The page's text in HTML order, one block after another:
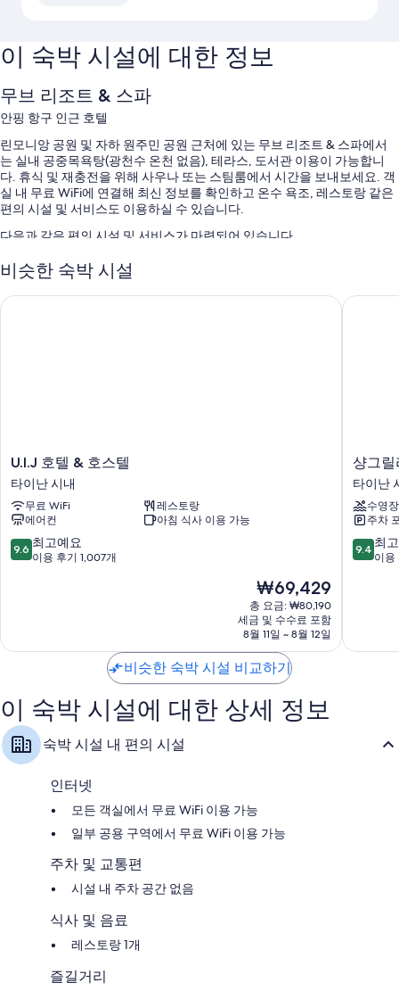
이 숙박 시설에 대한 정보
무브 리조트 & 스파
안핑 항구 인근 호텔
린모니앙 공원 및 자하 원주민 공원 근처에 있는 무브 리조트 & 스파에서
는 실내 공중목욕탕(광천수 온천 없음), 테라스, 도서관 이용이 가능합니
다. 휴식 및 재충전을 위해 사우나 또는 스팀룸에서 시간을 보내보세요. 객
실 내 무료 WiFi에 연결해 최신 정보를 확인하고 온수 욕조, 레스토랑 같은
편의 시설 및 서비스도 이용하실 수 있습니다.
다음과 같은 편의 시설 및 서비스가 마련되어 있습니다.
실내 수영장 및 어린이 수영장
이 밖에 다음과 같은 편의 시설 및 서비스를 모든 객실에서 이용하실 수 있
습니다.
욕실 - 무료 세면용품 및 헤어드라이어 이용 가능
40인치 LED TV - 디지털 TV 채널 이용 가능
전기 주전자, 하우스키핑 서비스(횟수 제한) 및 책상
비슷한 숙박 시설
U.I.J
호
텔
&
호
스
텔
U.I.J 호텔 & 호스텔
타이난 시내
무료 WiFi
레스토랑
에어컨
아침 식사 이용 가능
10
점
최
요,
이
용
후
기
9.6 최고예요
이용 후기 1,007개
현
재
요
금
₩69,429
₩69,429
총 요금: ₩80,190
세금 및 수수료 포함
8월 11일 ~ 8월 12일
U.I.J 호텔 & 호스텔
샹
그
릴
라
파
이
스
이
샹그릴
타이난
수영장
주차
10
점
최
9.4 최
이용
샹그릴
비슷한 숙박 시설 비교하기
이 숙박 시설에 대한 상세 정보
숙박 시설 내 편의 시설
인터넷
모든 객실에서 무료 WiFi 이용 가능
일부 공용 구역에서 무료 WiFi 이용 가능
주차 및 교통편
시설 내 주차 공간 없음
식사 및 음료
레스토랑 1개
즐길거리